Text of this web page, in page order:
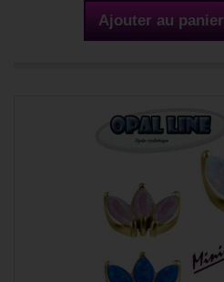
Ajouter au panier